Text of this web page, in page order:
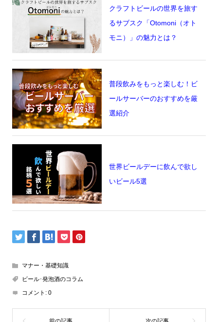
クラフトビールの世界を旅す
るサブスク「Otomoni（オト
モニ）」の魅力とは？
普段飲みをもっと楽しむ！ビ
ールサーバーのおすすめを厳
選紹介
世界ビールデーに飲んで欲し
いビール5選
マナー・基礎知識
ビール･発泡酒のコラム
コメント: 0